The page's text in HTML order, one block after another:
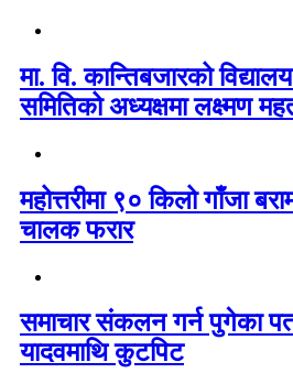
मा. वि. कान्तिबजारको
समितिको अध्यक्षमा लक्ष्मण
महोत्तरीमा ९० किलो गाँजा
चालक फरार
समाचार संकलन गर्न पुगेका
यादवमाथि कुटपिट